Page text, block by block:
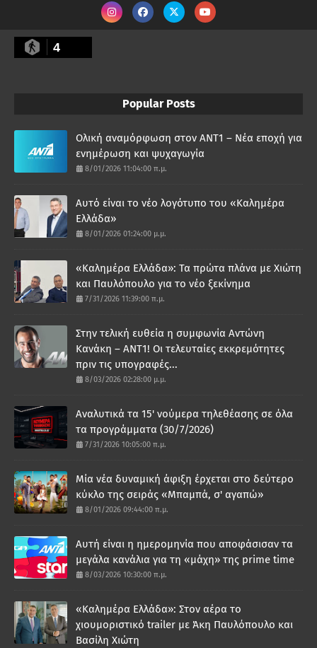
4
Popular Posts
Ολική αναμόρφωση στον ΑΝΤ1 – Νέα εποχή για
ενημέρωση και ψυχαγωγία
8/01/2026 11:04:00 π.μ.
Αυτό είναι το νέο λογότυπο του «Καλημέρα
Ελλάδα»
8/01/2026 01:24:00 μ.μ.
«Καλημέρα Ελλάδα»: Τα πρώτα πλάνα με Χιώτη
και Παυλόπουλο για το νέο ξεκίνημα
7/31/2026 11:39:00 π.μ.
Στην τελική ευθεία η συμφωνία Αντώνη
Κανάκη – ΑΝΤ1! Οι τελευταίες εκκρεμότητες
πριν τις υπογραφές...
8/03/2026 02:28:00 μ.μ.
Αναλυτικά τα 15' νούμερα τηλεθέασης σε όλα
τα προγράμματα (30/7/2026)
7/31/2026 10:05:00 π.μ.
Μία νέα δυναμική άφιξη έρχεται στο δεύτερο
κύκλο της σειράς «Μπαμπά, σ' αγαπώ»
8/01/2026 09:44:00 π.μ.
Αυτή είναι η ημερομηνία που αποφάσισαν τα
μεγάλα κανάλια για τη «μάχη» της prime time
8/03/2026 10:30:00 π.μ.
«Καλημέρα Ελλάδα»: Στον αέρα το
χιουμοριστικό trailer με Άκη Παυλόπουλο και
Βασίλη Χιώτη